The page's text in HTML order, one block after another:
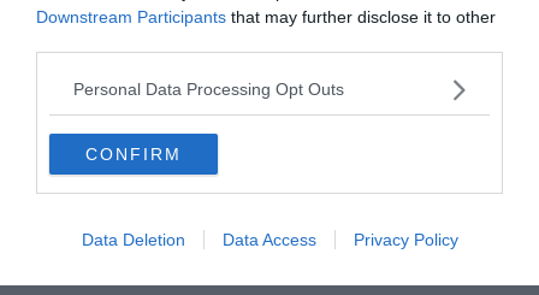
Downstream Participants that may further disclose it to other
Personal Data Processing Opt Outs
CONFIRM
Data Deletion Data Access Privacy Policy
dortoir. Et petit plus également, le dortoir est climatisé,
ce qui n’est pas un luxe en plein été ! Les autres
chambres sont aussi cosy, avec un coin salon, un bureau,
un frigo et une machine à café compris.
Lorsqu’on sort de l’hostel, les principaux attraits de la
de l’or, la plaza Bolivar et tous les départs de circuits de